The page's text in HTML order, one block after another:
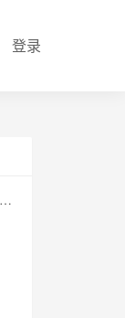
登录